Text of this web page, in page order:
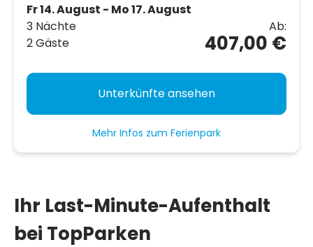
Fr 14. August - Mo 17. August
3 Nächte
2 Gäste
Ab:
407,00 €
Unterkünfte ansehen
Mehr Infos zum Ferienpark
Ihr Last-Minute-Aufenthalt
bei TopParken